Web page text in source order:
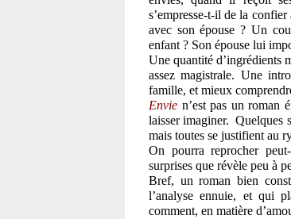
s’empresse-t-il de la
avec son épouse ? Un
enfant ? Son épouse lui
Une quantité d’ingrédients
assez magistrale. Une
famille, et mieux
Envie n’est pas un roman
laisser imaginer. Quelques
mais toutes se justifient au
On pourra reprocher
surprises que révèle peu à
Bref, un roman bien
l’analyse ennuie, et qui
comment, en matière